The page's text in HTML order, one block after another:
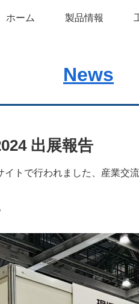
ホーム 製品情報
News
出展報告
トで行われました、産業交